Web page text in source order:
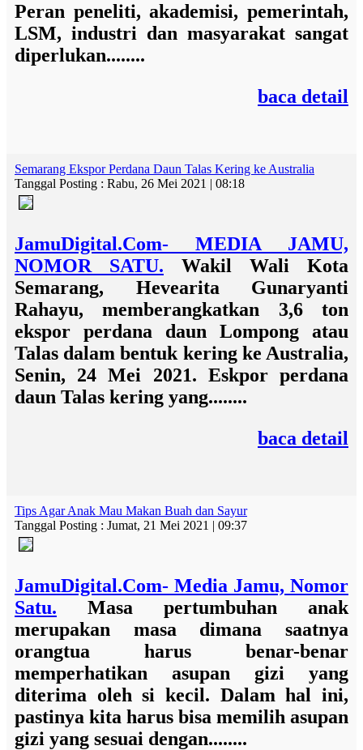
Peran peneliti, akademisi, pemerintah,
LSM, industri dan masyarakat sangat
diperlukan........
baca detail
Semarang Ekspor Perdana Daun Talas Kering ke Australia
Tanggal Posting : Rabu, 26 Mei 2021 | 08:18
JamuDigital.Com- MEDIA JAMU,
NOMOR SATU.
Wakil Wali Kota
Semarang, Hevearita Gunaryanti
Rahayu, memberangkatkan 3,6 ton
ekspor perdana daun Lompong atau
Talas dalam bentuk kering ke Australia,
Senin, 24 Mei 2021. Eskpor perdana
daun Talas kering yang........
baca detail
Tips Agar Anak Mau Makan Buah dan Sayur
Tanggal Posting : Jumat, 21 Mei 2021 | 09:37
JamuDigital.Com- Media Jamu, Nomor
Satu. Masa pertumbuhan anak
merupakan masa dimana saatnya
orangtua harus benar-benar
memperhatikan asupan gizi yang
diterima oleh si kecil. Dalam hal ini,
pastinya kita harus bisa memilih asupan
gizi yang sesuai dengan........